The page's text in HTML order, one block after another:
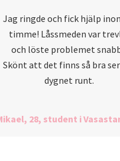
Låssmeden gjorde ett
fantastiskt jobb med
installationen av vårt
passersystem. Det är enkelt
bättre översikt över vem